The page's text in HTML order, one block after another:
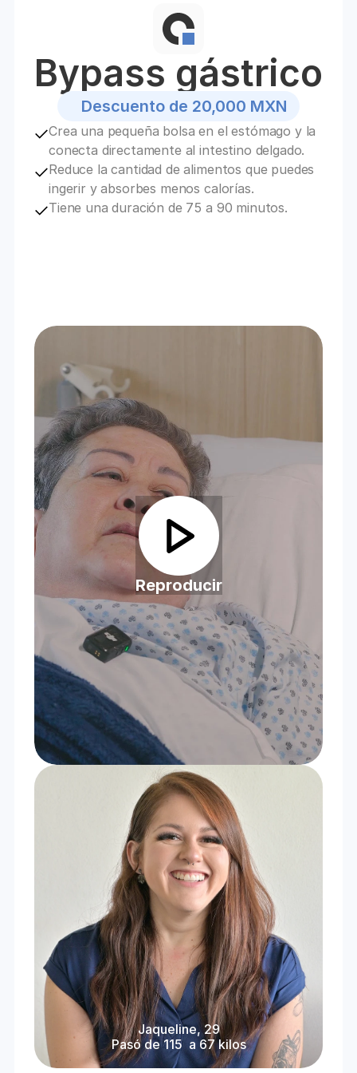
Bypass gástrico
Crea una pequeña bolsa en el estómago y la
conecta directamente al intestino delgado.
Reduce la cantidad de alimentos que puedes
ingerir y absorbes menos calorías.
Tiene una duración de 75 a 90 minutos.
Descuento de 20,000 MXN
Reproducir
Jaqueline, 29
Pasó de 115  a 67 kilos